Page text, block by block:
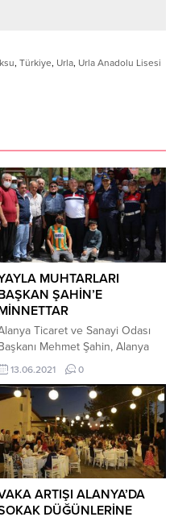
, Türkiye, Urla, Urla Anadolu Lisesi
MUHTARLARI
ŞAHİN’E
Ticaret ve Sanayi Odası
Mehmet Şahin, Alanya
Jandarma Komutanı Yarbay
Mindivanlı ile birlikte
Sarımut, Çayarası ve
Gökbel Yaylalarını ziyaret ederek,
bölge halkının sorun ve taleplerini
Yayla halkının büyük ilgisiyle
Başkan Şahin;
talepleri
yaylalarımızı
ederek, başta güvenlik ve
13.06.2021 0
ARTIŞI ALANYA’DA
DÜĞÜNLERİNE